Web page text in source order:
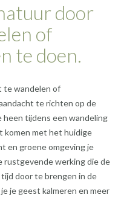
door
of
te doen.
te wandelen of
te richten op de
heen tijdens een wandeling
komen met het huidige
en groene omgeving je
rustgevende werking die de
door te brengen in de
je geest kalmeren en meer